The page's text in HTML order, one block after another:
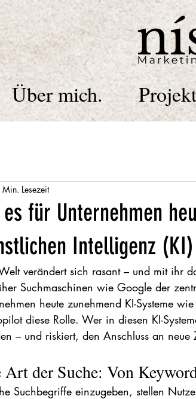
Über mich.
für Unternehmen
Intelligenz
Min. Lesezeit
verändert sich rasant – und mit ihr
Suchmaschinen wie Google der
heute zunehmend KI-Systeme
diese Rolle. Wer in diesen KI-
– und riskiert, den Anschluss an neue
Art der Suche: Von
Suchbegriffe einzugeben, stellen